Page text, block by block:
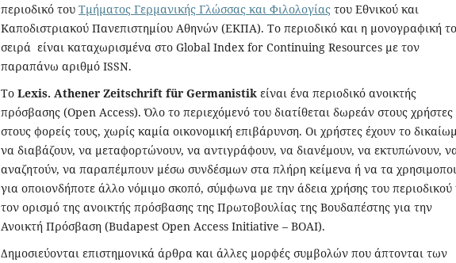
περιοδικό του Τμήματος Γερμανικής Γλώσσας και Φιλολογίας του Εθνικού και
Καποδιστριακού Πανεπιστημίου Αθηνών (ΕΚΠΑ). Το περιοδικό και η μονογραφική
σειρά είναι καταχωρισμένα στο Global Index for Continuing Resources με τον
παραπάνω αριθμό ISSN.
Το Lexis. Athener Zeitschrift für Germanistik είναι ένα περιοδικό ανοικτής
πρόσβασης (Open Access). Όλο το περιεχόμενό του διατίθεται δωρεάν στους χρήστες
στους φορείς τους, χωρίς καμία οικονομική επιβάρυνση. Οι χρήστες έχουν το
να διαβάζουν, να μεταφορτώνουν, να αντιγράφουν, να διανέμουν, να εκτυπώνουν,
αναζητούν, να παραπέμπουν μέσω συνδέσμων στα πλήρη κείμενα ή να τα
για οποιονδήποτε άλλο νόμιμο σκοπό, σύμφωνα με την άδεια χρήσης του περιοδικού
τον ορισμό της ανοικτής πρόσβασης της Πρωτοβουλίας της Βουδαπέστης για την
Ανοικτή Πρόσβαση (Budapest Open Access Initiative – BOAI).
Δημοσιεύονται επιστημονικά άρθρα και άλλες μορφές συμβολών που άπτονται των